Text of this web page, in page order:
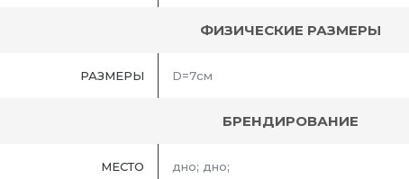
ФИЗИЧЕСКИЕ РАЗМЕРЫ
РАЗМЕРЫ D=7см
БРЕНДИРОВАНИЕ
МЕСТО дно; дно;